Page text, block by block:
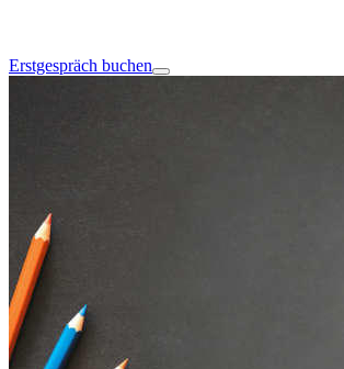
Erstgespräch buchen